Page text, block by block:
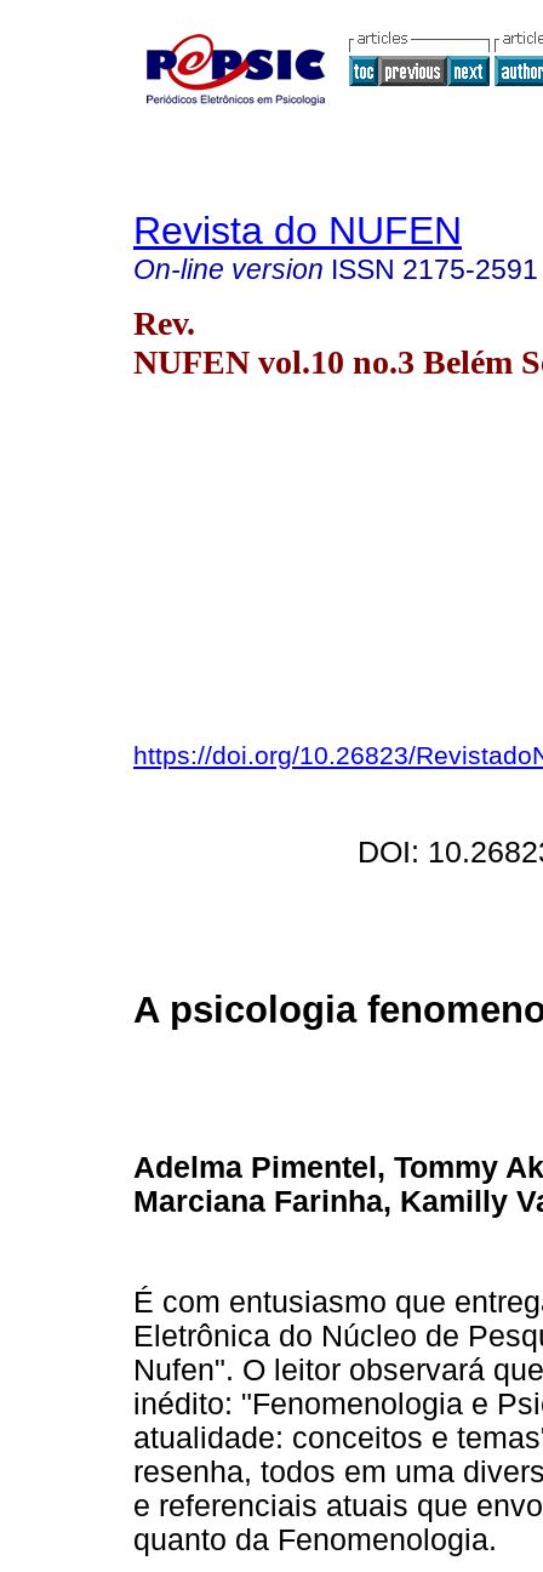
Revista do NUFEN
On-line version ISSN 2175-2591
Rev.
NUFEN vol.10 no.3 Belém
https://doi.org/10.26823/
DOI:
A psicologia
Adelma Pimentel, Tommy
Marciana Farinha, Kamilly
É com entusiasmo que
Eletrônica do Núcleo de
Nufen". O leitor observará
inédito: "Fenomenologia e
atualidade: conceitos e
resenha, todos em uma
e referenciais atuais que
quanto da Fenomenologia.